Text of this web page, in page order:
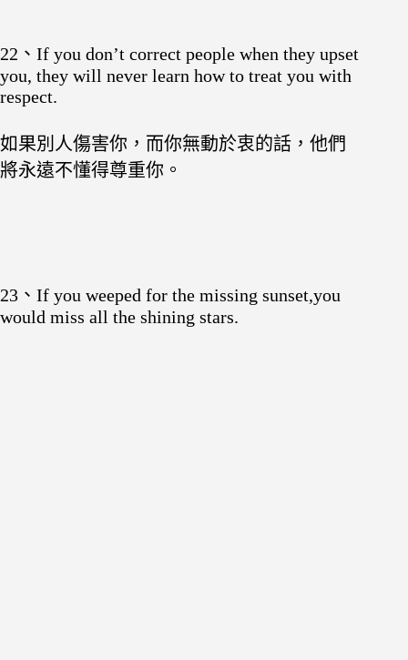
22、If you don’t correct people when they upset
you, they will never learn how to treat you with
respect.
如果別人傷害你，而你無動於衷的話，他們
將永遠不懂得尊重你。
23、If you weeped for the missing sunset,you
would miss all the shining stars.